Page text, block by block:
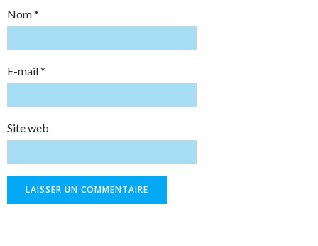
Nom*
E-mail*
Site web